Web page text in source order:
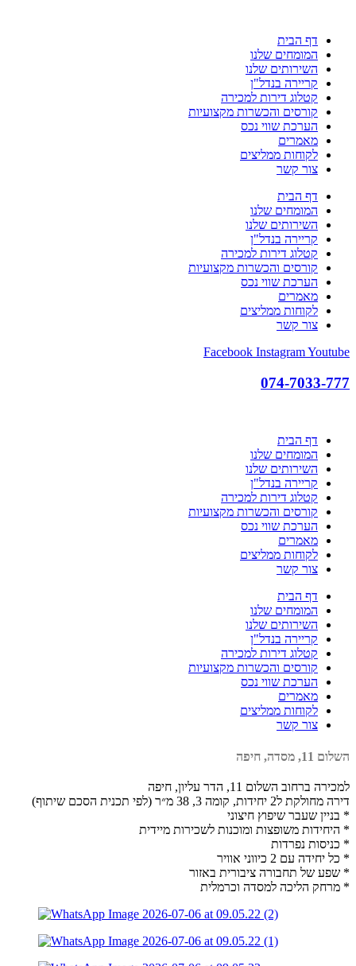
דף הבית
המומחים שלנו
השירותים שלנו
קריירה בנדל"ן
קטלוג דירות למכירה
קורסים והכשרות מקצועיות
הערכת שווי נכס
מאמרים
לקוחות ממליצים
צור קשר
דף הבית
המומחים שלנו
השירותים שלנו
קריירה בנדל"ן
קטלוג דירות למכירה
קורסים והכשרות מקצועיות
הערכת שווי נכס
מאמרים
לקוחות ממליצים
צור קשר
Facebook InstagramYoutube
074-7033-777
דף הבית
המומחים שלנו
השירותים שלנו
קריירה בנדל"ן
קטלוג דירות למכירה
קורסים והכשרות מקצועיות
הערכת שווי נכס
מאמרים
לקוחות ממליצים
צור קשר
דף הבית
המומחים שלנו
השירותים שלנו
קריירה בנדל"ן
קטלוג דירות למכירה
קורסים והכשרות מקצועיות
הערכת שווי נכס
מאמרים
לקוחות ממליצים
צור קשר
השלום 11, מסדה, חיפה
למכירה ברחוב השלום 11, הדר עליון, חיפה
דירה מחולקת ל2 יחידות, קומה 3, 38 מ״ר (לפי תכנית הסכם שיתוף)
* בניין שעבר שיפוץ חיצוני
* היחידות משופצות ומוכנות לשכירות מיידית
* כניסות נפרדות
* כל יחידה עם 2 כיווני אוויר
* שפע של תחבורה ציבורית באזור
* מרחק הליכה למסדה וכרמלית